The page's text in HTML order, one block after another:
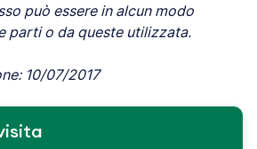
può essere in alcun modo
parti o da queste utilizzata.
10/07/2017